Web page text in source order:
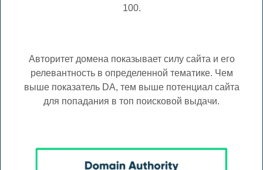
100.
Авторитет домена показывает силу сайта и его
релевантность в определенной тематике. Чем
выше показатель DA, тем выше потенциал сайта
для попадания в топ поисковой выдачи.